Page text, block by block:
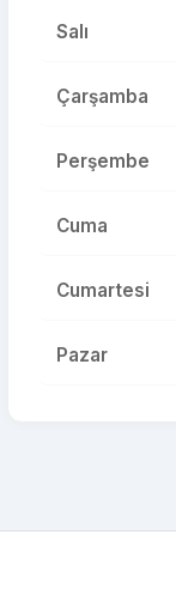
Salı
Çarşamba
Perşembe
Cuma
Cumartesi
Pazar